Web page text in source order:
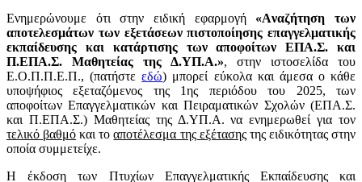
Ενημερώνουμε ότι στην ειδική εφαρμογή «Aναζήτηση των
αποτελεσμάτων των εξετάσεων πιστοποίησης επαγγελματικής
εκπαίδευσης και κατάρτισης των αποφοίτων ΕΠΑ.Σ. και
Π.ΕΠΑ.Σ. Μαθητείας της Δ.ΥΠ.Α.», στην ιστοσελίδα του
Ε.Ο.Π.Π.Ε.Π., (πατήστεεδώ) μπορεί εύκολα και άμεσα ο κάθε
υποψήφιος εξεταζόμενος της 1ης περιόδου του 2025, των
αποφοίτων Επαγγελματικών και Πειραματικών Σχολών (ΕΠΑ.Σ.
και Π.ΕΠΑ.Σ.) Μαθητείας της Δ.ΥΠ.Α. να ενημερωθεί για τον
τελικό βαθμό και τοαποτέλεσμα της εξέτασηςτης ειδικότητας στην
οποία συμμετείχε.
Η έκδοση των Πτυχίων Επαγγελματικής Εκπαίδευσης και